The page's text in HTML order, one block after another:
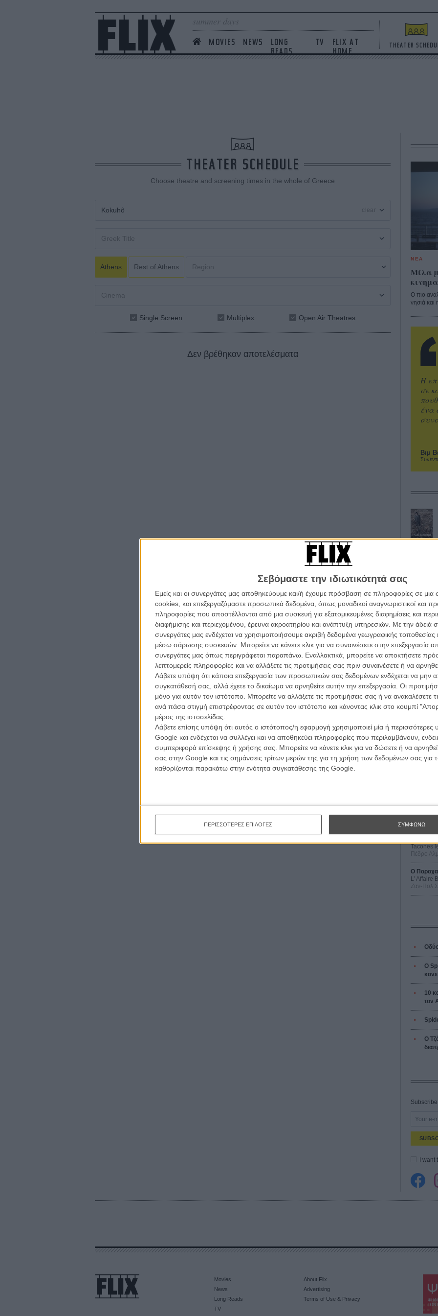
Σεβόμαστε την ιδιωτικότητά σας
Εμείς και οι συνεργάτες μας αποθηκεύουμε και/ή έχουμε πρόσβαση σε πληροφορίες σε
cookies, και επεξεργαζόμαστε προσωπικά δεδομένα, όπως μοναδικοί αναγνωριστικοί και
πληροφορίες που αποστέλλονται από μια συσκευή για εξατομικευμένες διαφημίσεις και
διαφήμισης και περιεχομένου, έρευνα ακροατηρίου και ανάπτυξη υπηρεσιών. Με την άδειά
συνεργάτες μας ενδέχεται να χρησιμοποιήσουμε ακριβή δεδομένα γεωγραφικής τοποθεσίας
μέσω σάρωσης συσκευών. Μπορείτε να κάνετε κλικ για να συναινέσετε στην επεξεργασία
συνεργάτες μας όπως περιγράφεται παραπάνω. Εναλλακτικά, μπορείτε να αποκτήσετε
λεπτομερείς πληροφορίες και να αλλάξετε τις προτιμήσεις σας πριν συναινέσετε ή να
Λάβετε υπόψη ότι κάποια επεξεργασία των προσωπικών σας δεδομένων ενδέχεται να μην
συγκατάθεσή σας, αλλά έχετε το δικαίωμα να αρνηθείτε αυτήν την επεξεργασία. Οι
μόνο για αυτόν τον ιστότοπο. Μπορείτε να αλλάξετε τις προτιμήσεις σας ή να ανακαλέσετε
ανά πάσα στιγμή επιστρέφοντας σε αυτόν τον ιστότοπο και κάνοντας κλικ στο κουμπί
μέρος της ιστοσελίδας.
Λάβετε επίσης υπόψη ότι αυτός ο ιστότοπος/η εφαρμογή χρησιμοποιεί μία ή περισσότερες
Google και ενδέχεται να συλλέγει και να αποθηκεύει πληροφορίες που περιλαμβάνουν,
συμπεριφορά επίσκεψης ή χρήσης σας. Μπορείτε να κάνετε κλικ για να δώσετε ή να
σας στην Google και τις σημάνσεις τρίτων μερών της για τη χρήση των δεδομένων σας
καθορίζονται παρακάτω στην ενότητα συγκατάθεσης της Google.
ΠΕΡΙΣΣΟΤΕΡΕΣ ΕΠΙΛΟΓΕΣ ΣΥΜΦΩΝΩ
summer days
MOVIES NEWS
LONG
READS
TV
FLIX AT
HOME
THEATER
THEATER SCHEDULE
Choose theatre and screening times in the whole of Greece
clear
Athens Rest of Athens
Single Screen Multiplex Open Air Theatres
Δεν βρέθηκαν αποτελέσματα
ΝΕΑ
Μίλα
Ο πιο
νησιά και
Βιμ
Η
σε
ένα
Οι
Μπέλα
Οδύσσεια
The
Tacones
Πέδρο
Ο
L’ Affaire
Ζαν-Πολ
Ο
10
τον
Ο
I
Movies
News
Long Reads
TV
About Flix
Advertising
Terms of Use & Privacy